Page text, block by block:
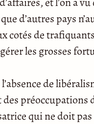
d’autres pays
cotés de
les grosses
de
préoccupations
qui ne doit